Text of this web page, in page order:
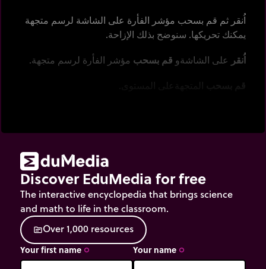
اُنقر ثم قم بسحب مؤشر الفأرة على الشاشة لرسم متجهة
يمكنك تحريكها. سنوضح بذلك الإزاحة.
اُنقر على الشاشةو قم بسحب مؤشر الفأرة لرسم متجهة.
قم بسحب المتجهةعلى المستوى.
Discover EduMedia for free
The interactive encyclopedia that brings science
and math to life in the classroom.
sourceOver1,000 resources
Your first name trip_origin Your name trip_origin